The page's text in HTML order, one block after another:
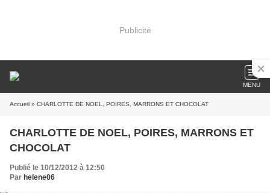
Publicité
MENU
Accueil » CHARLOTTE DE NOEL, POIRES, MARRONS ET CHOCOLAT
CHARLOTTE DE NOEL, POIRES, MARRONS ET
CHOCOLAT
Publié le 10/12/2012 à 12:50
Par helene06